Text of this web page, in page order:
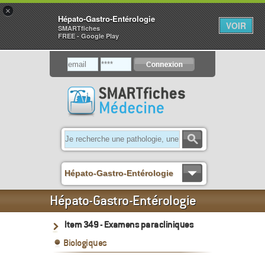
Hépato-Gastro-Entérologie
Hépato-Gastro-Entérologie
Item 349 - Examens paracliniques
Biologiques
×
Hépato-Gastro-Entérologie
SMARTfiches
FREE - Google Play
VOIR